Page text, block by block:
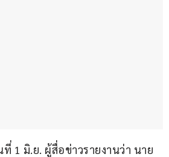
ที่ 1 มิ.ย. ผู้สื่อข่าวรายงานว่า นาย